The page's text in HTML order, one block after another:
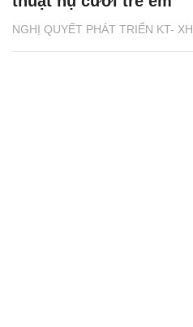
NGHỊ QUYẾT PHÁT TRIỂN KT- XH